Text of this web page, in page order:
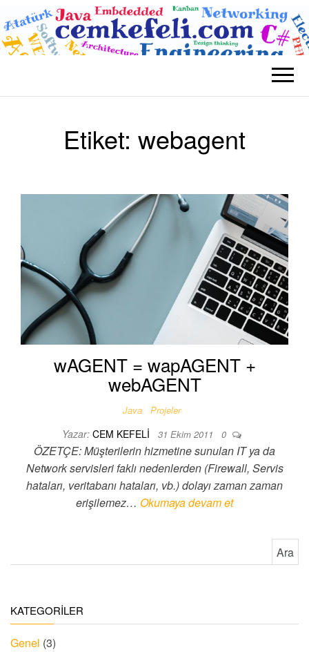
BLOG CEM
KEFELI
Teknolojik
Etiket: webagent
wAGENT = wapAGENT +
webAGENT
Java Projeler
Yazar: CEM KEFELI 31 Ekim 2011 0
ÖZETÇE: Müşterilerin hizmetine sunulan IT ya da
Network servisleri faklı nedenlerden (Firewall, Servis
hataları, veritabanı hataları, vb.) dolayı zaman zaman
erişilemez… Okumaya devam et
KATEGORİLER
Genel (3)